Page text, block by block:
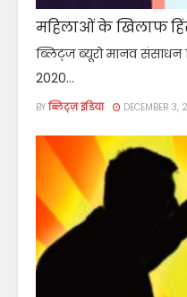
महिलाओं के खिलाफ
ब्लिट्ज ब्यूरो मानव संसाधन
2020...
BY ब्लिट्ज़ इंडिया DECEMBER 3,